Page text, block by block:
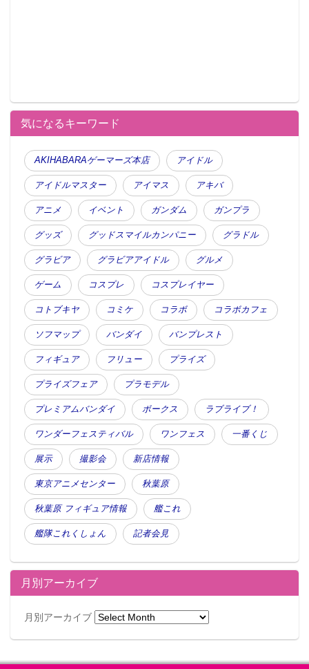
この記事が気に入ったらフォローしよう
気になるキーワード
AKIHABARAゲーマーズ本店 アイドル
アイドルマスター アイマス アキバ
アニメ イベント ガンダム ガンプラ
グッズ グッドスマイルカンパニー グラドル
グラビア グラビアアイドル グルメ
ゲーム コスプレ コスプレイヤー
コトブキヤ コミケ コラボ コラボカフェ
ソフマップ バンダイ バンプレスト
フィギュア フリュー プライズ
プライズフェア プラモデル
プレミアムバンダイ ボークス ラブライブ！
ワンダーフェスティバル ワンフェス 一番くじ
展示 撮影会 新店情報
東京アニメセンター 秋葉原
秋葉原 フィギュア情報 艦これ
艦隊これくしょん 記者会見
月別アーカイブ
月別アーカイブ